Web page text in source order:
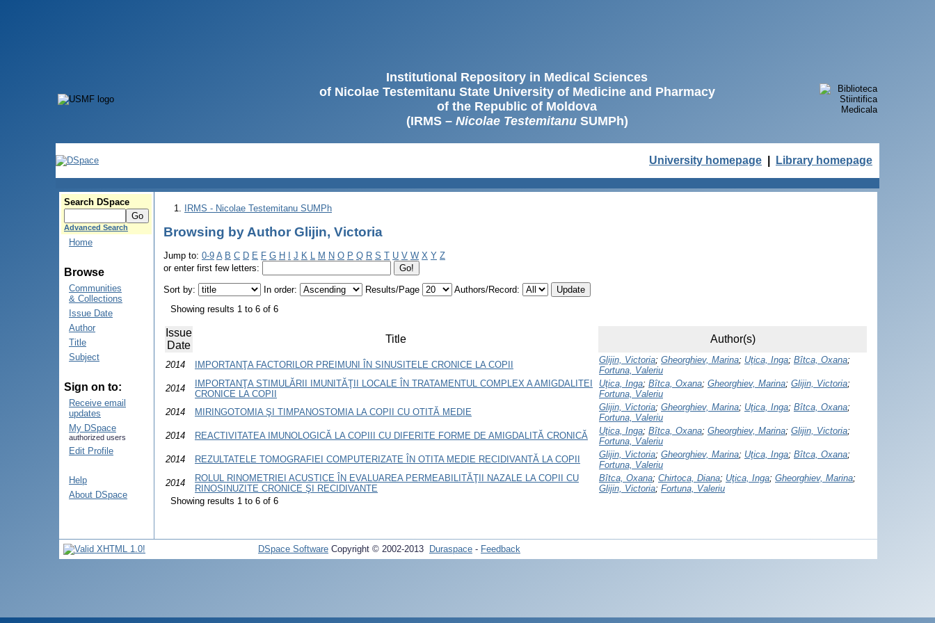
Institutional Repository in Medical Sciences
of Nicolae Testemitanu State University of Medicine and Pharmacy
of the Republic of Moldova
(IRMS – Nicolae TestemitanuSUMPh)
University homepage Library homepage
Search DSpace
Advanced Search
Home
Browse
Communities
& Collections
Issue Date
Author
Title
Subject
Sign on to:
Receive email
updates
My DSpace
authorized users
Edit Profile
Help
About DSpace
IRMS - Nicolae Testemitanu SUMPh
Browsing by Author Glijin, Victoria
Jump to: 0-9 A B C D E F G H J K L M N O P Q R S T U V W X Y Z
or enter first few letters:
Sort by: In order: Results/Page
Authors/Record:
Showing results 1 to 6 of 6
Issue
Date
Title Author(s)
2014 IMPORTANŢA FACTORILOR PREIMUNI ÎN SINUSITELE CRONICE LA COPII Glijin, Victoria; Gheorghiev, Marina; Uţica, Inga; Bîtca, Oxana;
Fortuna, Valeriu
2014
IMPORTANŢA STIMULĂRII IMUNITĂŢII LOCALE ÎN TRATAMENTUL COMPLEX A AMIGDALITEI
CRONICE LA COPII
Uţica, Inga; Bîtca, Oxana; Gheorghiev, Marina; Glijin, Victoria;
Fortuna, Valeriu
2014
MIRINGOTOMIA ŞI TIMPANOSTOMIA LA COPII CU OTITĂ MEDIE Glijin, Victoria; Gheorghiev, Marina; Uţica, Inga; Bîtca, Oxana;
Fortuna, Valeriu
2014
REACTIVITATEA IMUNOLOGICĂ LA COPIII CU DIFERITE FORME DE AMIGDALITĂ CRONICĂ Uţica, Inga; Bîtca, Oxana; Gheorghiev, Marina; Glijin, Victoria;
Fortuna, Valeriu
2014
REZULTATELE TOMOGRAFIEI COMPUTERIZATE ÎN OTITA MEDIE RECIDIVANTĂ LA COPII Glijin, Victoria; Gheorghiev, Marina; Uţica, Inga; Bîtca, Oxana;
Fortuna, Valeriu
2014
ROLUL RINOMETRIEI ACUSTICE ÎN EVALUAREA PERMEABILITĂŢII NAZALE LA COPII CU
RINOSINUZITE CRONICE ŞI RECIDIVANTE
Bîtca, Oxana; Chirtoca, Diana; Uţica, Inga; Gheorghiev, Marina;
Glijin, Victoria; Fortuna, Valeriu
Showing results 1 to 6 of 6
DSpace Software Copyright © 2002-2013 Duraspace - Feedback